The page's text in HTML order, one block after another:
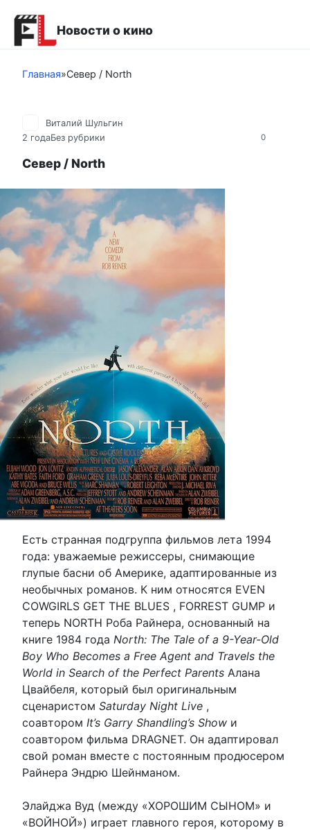
контенту
Новости о кино
Главная»Север / North
0
Виталий Шульгин
2 годаБез рубрики
Север / North
Есть странная подгруппа фильмов лета 1994
года: уважаемые режиссеры, снимающие
глупые басни об Америке, адаптированные из
необычных романов. К ним относятся EVEN
COWGIRLS GET THE BLUES , FORREST GUMP и
теперь NORTH Роба Райнера, основанный на
книге 1984 года North: The Tale of a 9-Year-Old
Boy Who Becomes a Free Agent and Travels the
World in Search of the Perfect Parents Алана
Цвайбеля, который был оригинальным
сценаристом Saturday Night Live ,
соавтором It’s Garry Shandling’s Show и
соавтором фильма DRAGNET. Он адаптировал
свой роман вместе с постоянным продюсером
Райнера Эндрю Шейнманом.
Элайджа Вуд (между «ХОРОШИМ СЫНОМ» и
«ВОЙНОЙ») играет главного героя, которому в